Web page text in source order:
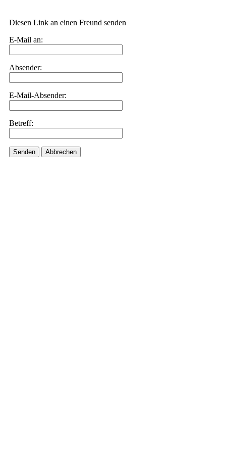
Diesen Link an einen Freund senden
E-Mail an:
Absender:
E-Mail-Absender:
Betreff:
Senden Abbrechen